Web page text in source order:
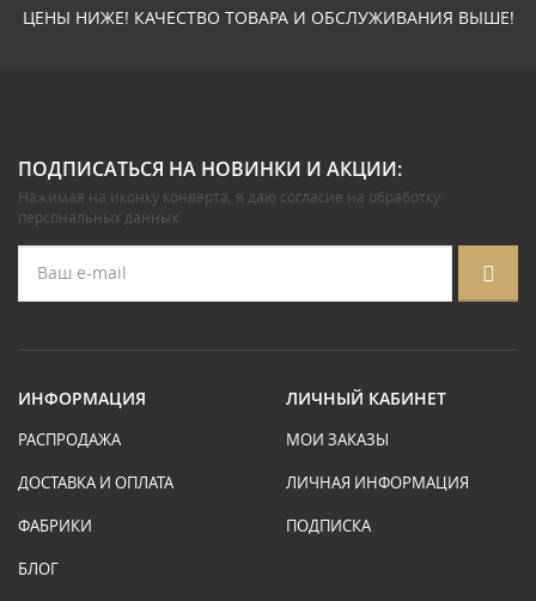
ЦЕНЫ НИЖЕ! КАЧЕСТВО ТОВАРА И ОБСЛУЖИВАНИЯ ВЫШЕ!
ПОДПИСАТЬСЯ НА НОВИНКИ И АКЦИИ:
Нажимая на иконку конверта, я даю согласие на обработку
персональных данных.
ИНФОРМАЦИЯ
РАСПРОДАЖА
ДОСТАВКА И ОПЛАТА
ФАБРИКИ
БЛОГ
ЛИЧНЫЙ КАБИНЕТ
МОИ ЗАКАЗЫ
ЛИЧНАЯ ИНФОРМАЦИЯ
ПОДПИСКА